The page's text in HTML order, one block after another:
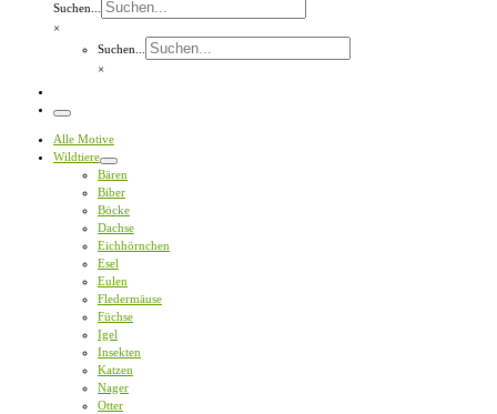
Suchen...
×
Suchen...
×
Menü
Alle Motive
Wildtiere
Bären
Biber
Böcke
Dachse
Eichhörnchen
Esel
Eulen
Fledermäuse
Füchse
Igel
Insekten
Katzen
Nager
Otter